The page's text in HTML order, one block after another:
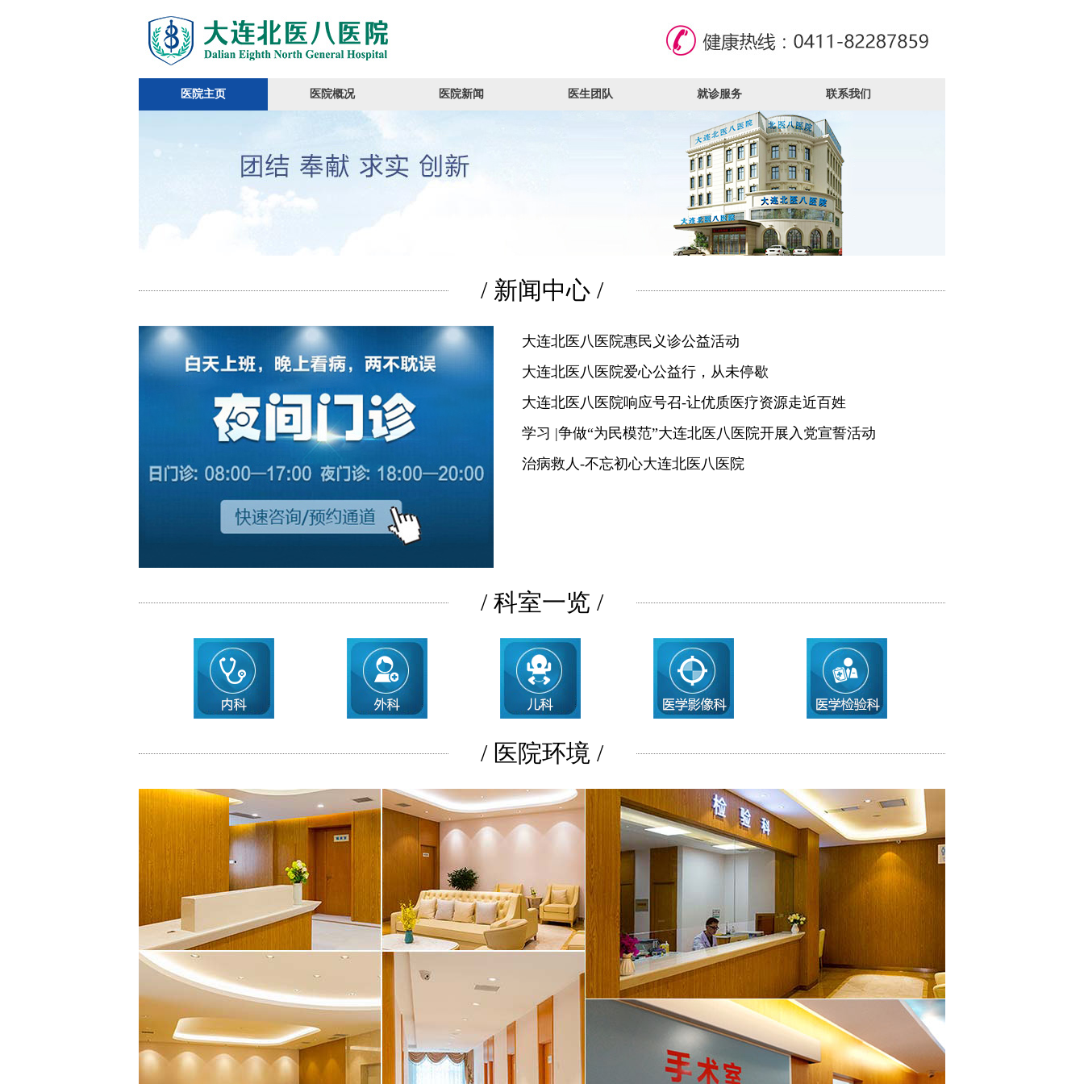
医院主页 医院概况 医院新闻 医生团队 就诊服务 联系我们
/ 新闻中心 /
大连北医八医院惠民义诊公益活动
大连北医八医院爱心公益行，从未停歇
大连北医八医院响应号召-让优质医疗资源走近百姓
学习 |争做“为民模范”大连北医八医院开展入党宣誓活动
治病救人-不忘初心大连北医八医院
/ 科室一览 /
/ 医院环境 /